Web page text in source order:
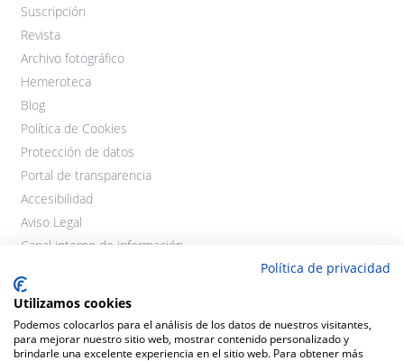
Suscripción
Revista
Archivo fotográfico
Hemeroteca
Blog
Política de Cookies
Protección de datos
Portal de transparencia
Accesibilidad
Aviso Legal
Canal interno de información
Política de privacidad
Utilizamos cookies
Podemos colocarlos para el análisis de los datos de nuestros visitantes,
para mejorar nuestro sitio web, mostrar contenido personalizado y
brindarle una excelente experiencia en el sitio web. Para obtener más